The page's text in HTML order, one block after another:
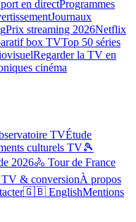
en directProgrammes
Journaux
Prix streaming 2026Netflix
box TVTop 50 séries
Regarder la TV en
cinéma
TVÉtude
culturels TV🎾
2026🚴 Tour de France
& conversionÀ propos
🇬🇧 EnglishMentions